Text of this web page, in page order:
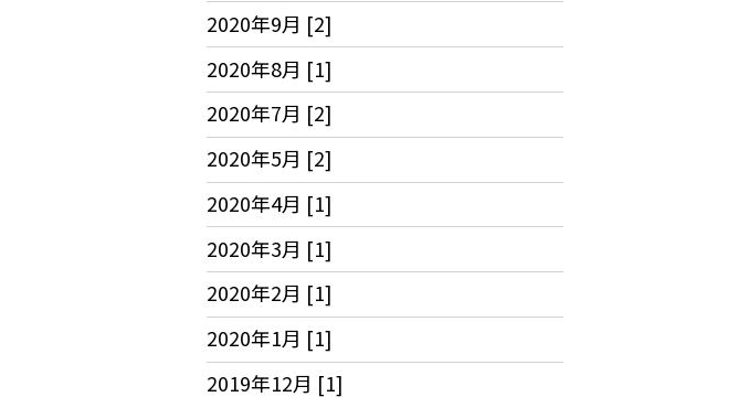
2020年9月 [2]
2020年8月 [1]
2020年7月 [2]
2020年5月 [2]
2020年4月 [1]
2020年3月 [1]
2020年2月 [1]
2020年1月 [1]
2019年12月 [1]